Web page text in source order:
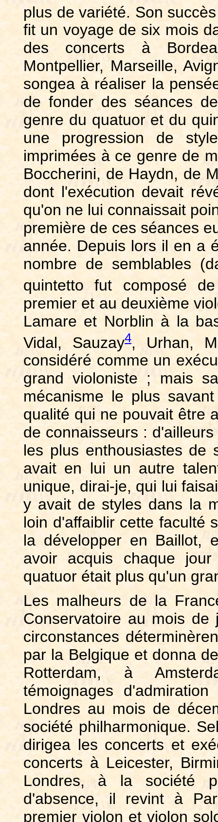
plus de variété. Son
fit un voyage de six mois
des concerts à
Montpellier, Marseille,
songea à réaliser la
de fonder des séances
genre du quatuor et du
une progression de
imprimées à ce genre de
Boccherini, de Haydn, de
dont l'exécution devait
qu'on ne lui connaissait
première de ces séances
année. Depuis lors il en a
nombre de semblables
quintetto fut composé
premier et au deuxième
Lamare et Norblin à la
Vidal, Sauzay4, Urhan,
considéré comme un
grand violoniste ; mais
mécanisme le plus
qualité qui ne pouvait être
de connaisseurs :
les plus enthousiastes de
avait en lui un autre
unique, dirai-je, qui lui
y avait de styles dans la
loin d'affaiblir cette faculté
la développer en Baillot,
avoir acquis chaque
quatuor était plus qu'un
Les malheurs de la
Conservatoire au mois
circonstances
par la Belgique et donna
Rotterdam, à
témoignages
Londres au mois de
société philharmonique.
dirigea les concerts et
concerts à Leicester,
Londres, à la société
d'absence, il revint à
premier violon et violon